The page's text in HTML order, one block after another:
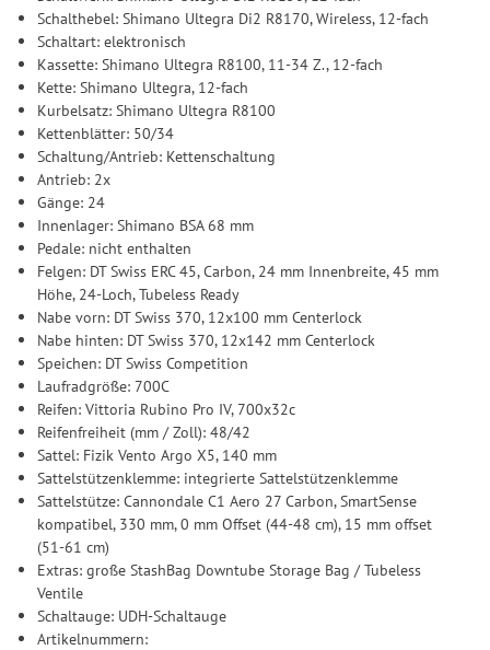
Schalthebel: Shimano Ultegra Di2 R8170, Wireless, 12-fach
Schaltart: elektronisch
Kassette: Shimano Ultegra R8100, 11-34 Z., 12-fach
Kette: Shimano Ultegra, 12-fach
Kurbelsatz: Shimano Ultegra R8100
Kettenblätter: 50/34
Schaltung/Antrieb: Kettenschaltung
Antrieb: 2x
Gänge: 24
Innenlager: Shimano BSA 68 mm
Pedale: nicht enthalten
Felgen: DT Swiss ERC 45, Carbon, 24 mm Innenbreite, 45 mm
Höhe, 24-Loch, Tubeless Ready
Nabe vorn: DT Swiss 370, 12x100 mm Centerlock
Nabe hinten: DT Swiss 370, 12x142 mm Centerlock
Speichen: DT Swiss Competition
Laufradgröße: 700C
Reifen: Vittoria Rubino Pro IV, 700x32c
Reifenfreiheit (mm / Zoll): 48/42
Sattel: Fizik Vento Argo X5, 140 mm
Sattelstützenklemme: integrierte Sattelstützenklemme
Sattelstütze: Cannondale C1 Aero 27 Carbon, SmartSense
kompatibel, 330 mm, 0 mm Offset (44-48 cm), 15 mm offset
(51-61 cm)
Extras: große StashBag Downtube Storage Bag / Tubeless
Ventile
Schaltauge: UDH-Schaltauge
Artikelnummern: